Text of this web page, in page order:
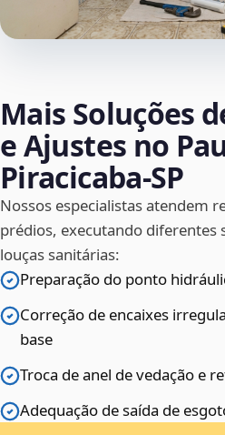
Mais Soluções
e Ajustes no
Piracicaba‑SP
Nossos especialistas atendem
prédios, executando diferentes
louças sanitárias:
Preparação do ponto
Correção de encaixes
base
Troca de anel de vedação e
Adequação de saída de